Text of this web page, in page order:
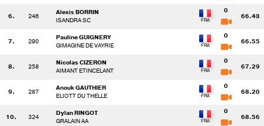
6. 246
Alexis BORRIN
ISANDRA SC
0
66.43
7. 290
Pauline GUIGNERY
GIMAGINE DE VAYRIE
0
66.55
8. 258
Nicolas CIZERON
AIMANT ETINCELANT
0
67.29
9. 287
Anouk GAUTHIER
ELIOTT DU THELLE
0
68.20
10. 324
Dylan RINGOT
GRALAIN AA
0
68.56